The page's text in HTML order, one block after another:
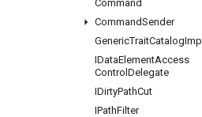
Command
CommandSender
GenericTraitCatalogImpl
IDataElementAccess
Control Delegate
IDirtyPathCut
IPathFilter